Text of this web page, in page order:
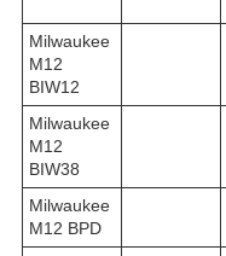
Milwaukee
M12
BIW12
Milwaukee
M12
BIW38
Milwaukee
M12 BPD